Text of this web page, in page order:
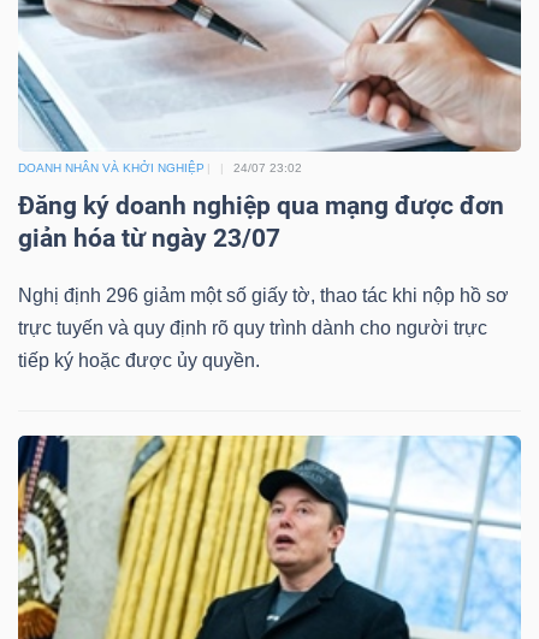
DOANH NHÂN VÀ KHỞI NGHIỆP 24/07 23:02
Đăng ký doanh nghiệp qua mạng được đơn
giản hóa từ ngày 23/07
Nghị định 296 giảm một số giấy tờ, thao tác khi nộp hồ sơ
trực tuyến và quy định rõ quy trình dành cho người trực
tiếp ký hoặc được ủy quyền.